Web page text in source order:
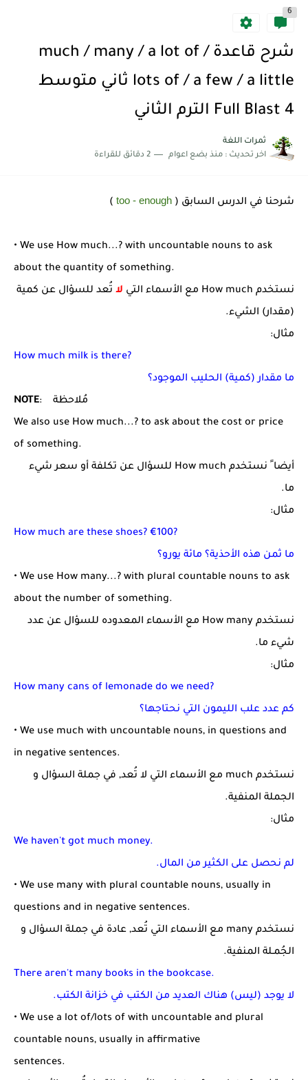
6
شرح قاعدة much / many / a lot of /
lots of / a few / a little ثاني متوسط
Full Blast 4 الترم الثاني
ثمرات اللغة
اخر تحديث : منذ بضع اعوام 2 دقائق للقراءة
شرحنا في الدرس السابق ( too - enough
)
• We use How much...? with uncountable nouns to ask
about the quantity of something.
نستخدم How much مع الأسماء التي
لا تُعد للسؤال عن كمية
(مقدار) الشيء.
مثال:
How much milk is there?
ما مقدار (كمية) الحليب الموجود؟
NOTE
: مُلاحظة
We also use How much...? to ask about the cost or price
of something.
أيضا ً نستخدم How much للسؤال عن تكلفة أو سعر شيء
ما.
مثال:
How much are these shoes? €100?
ما ثمن هذه الأحذية؟ مائة يورو؟
• We use How many...? with plural countable nouns to ask
about the number of something.
نستخدم How many مع الأسماء المعدوده للسؤال عن عدد
شيء ما.
مثال:
How many cans of lemonade do we need?
كم عدد علب الليمون التي نحتاجها؟
• We use much with uncountable nouns, in questions and
in negative sentences.
نستخدم much مع الأسماء التي لا تُعد, في جملة السؤال و
الجملة المنفية.
مثال:
We haven't got much money.
لم نحصل على الكثير من المال.
• We use many with plural countable nouns, usually in
questions and in negative sentences.
نستخدم many مع الأسماء التي تُعد, عادة في جملة السؤال و
الجُمـلة المنفية.
There aren't many books in the bookcase.
لا يوجد (ليس) هناك العديد من الكتب في خزانة الكتب.
• We use a lot of/lots of with uncountable and plural
countable nouns, usually in affirmative
sentences.